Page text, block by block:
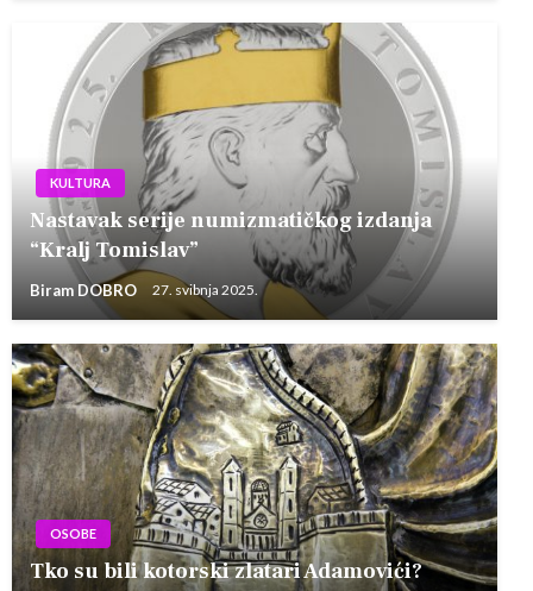
KULTURA
Nastavak serije numizmatičkog izdanja
“Kralj Tomislav”
Biram DOBRO 27. svibnja 2025.
OSOBE
Tko su bili kotorski zlatari Adamovići?